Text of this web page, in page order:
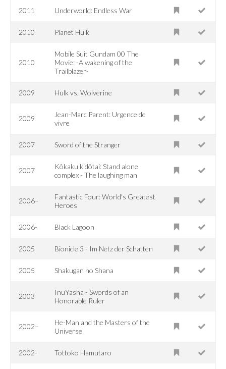
2011 Underworld: Endless War
2010 Planet Hulk
2010
Mobile Suit Gundam 00 The
Movie: -A wakening of the
Trailblazer-
2009 Hulk vs. Wolverine
2009
Jean-Marc Parent: Urgence de
vivre
2007 Sword of the Stranger
2007
Kôkaku kidôtai: Stand alone
complex - The laughing man
2006–
Fantastic Four: World's Greatest
Heroes
2006- Black Lagoon
2005 Bionicle 3 - Im Netz der Schatten
2005 Shakugan no Shana
2003
InuYasha - Swords of an
Honorable Ruler
2002–
He-Man and the Masters of the
Universe
2002- Tottoko Hamutaro